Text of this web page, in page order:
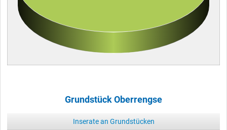
Grundstück Oberrengse
Inserate an Grundstücken